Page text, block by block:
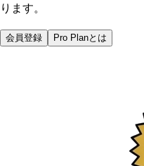
ります。
会員登録 Pro Planとは